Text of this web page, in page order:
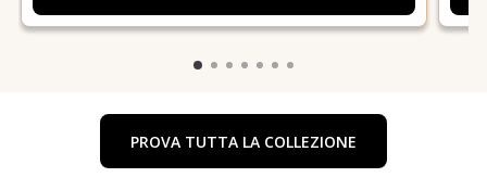
PROVA TUTTA LA COLLEZIONE